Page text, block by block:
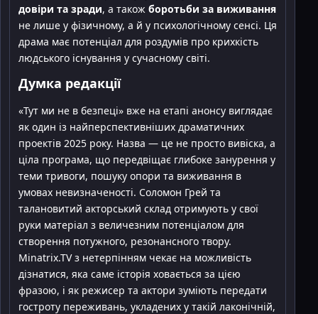
довіри та зради, а також боротьби за виживання
не лише у фізичному, а й у психологічному сенсі. Ця
драма має потенціал для роздумів про крихкість
людського існування у сучасному світі.
Думка редакції
«Тут ми не в безпеці» вже на етапі анонсу виглядає
як один із найперспективніших драматичних
проектів 2025 року. Назва — це не просто вивіска, а
ціла програма, що передвіщає глибоке занурення у
теми тривоги, пошуку опори та виживання в
умовах невизначеності. Соломон Грей та
талановитий акторський склад отримують у свої
руки матеріал з величезним потенціалом для
створення потужного, резонансного твору.
Minatrix.TV з нетерпінням чекає на можливість
дізнатися, яка саме історія ховається за цією
фразою, і як режисер та актори зуміють передати
гостроту переживань, укладених у такій лаконічній,